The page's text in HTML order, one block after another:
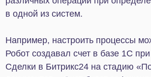
Проверьте, что конфигурация 1С и тарифный
план Битрикс24 позволяют внедрить
Установите приложение «Коннектор к 1С» на
ваш портал Битрикс24.
Добавьте расширение модуля обмена в
систему 1С.